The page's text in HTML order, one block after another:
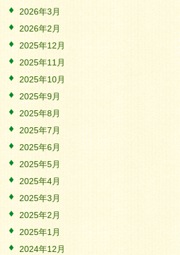
2026年3月
2026年2月
2025年12月
2025年11月
2025年10月
2025年9月
2025年8月
2025年7月
2025年6月
2025年5月
2025年4月
2025年3月
2025年2月
2025年1月
2024年12月